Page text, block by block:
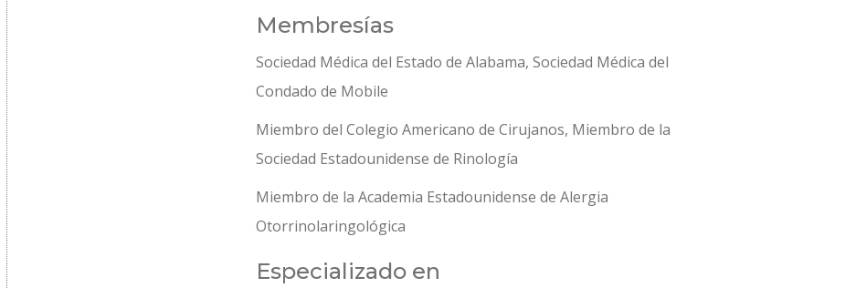
Membresías
Sociedad Médica del Estado de Alabama, Sociedad Médica del
Condado de Mobile
Miembro del Colegio Americano de Cirujanos, Miembro de la
Sociedad Estadounidense de Rinología
Miembro de la Academia Estadounidense de Alergia
Otorrinolaringológica
Especializado en